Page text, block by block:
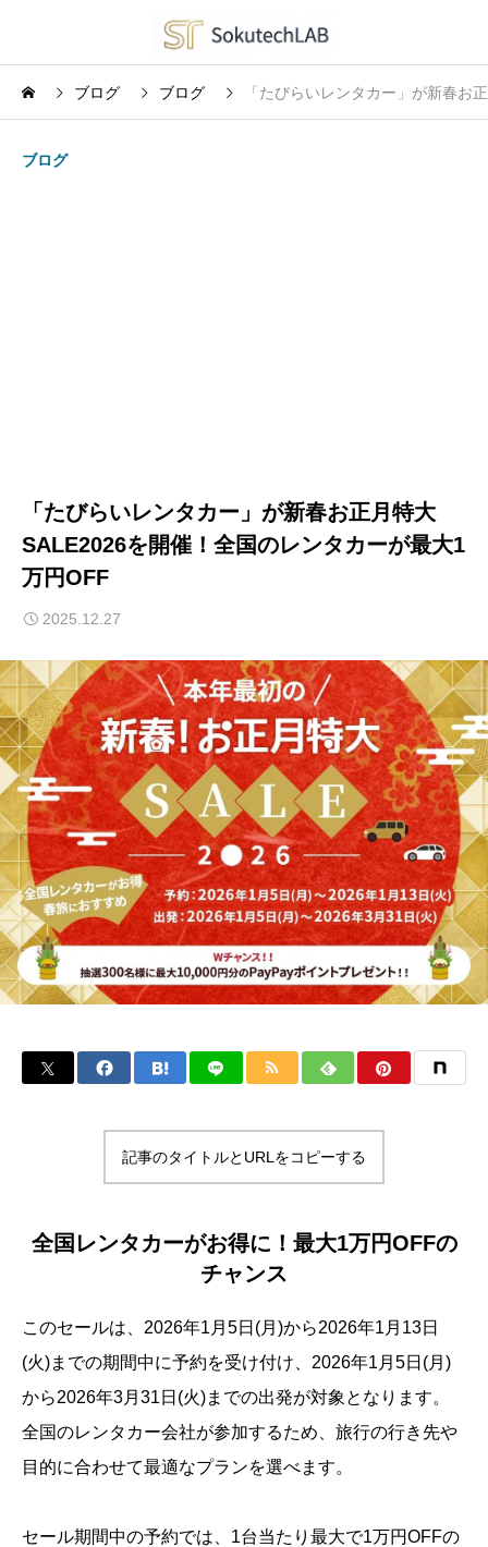
ブログ ブログ 「たびらいレンタカー」が新春お
ブログ
「たびらいレンタカー」が新春お正月特大
SALE2026を開催！全国のレンタカーが最大1
万円OFF
2025.12.27
記事のタイトルとURLをコピーする
全国レンタカーがお得に！最大1万円OFFの
チャンス
このセールは、2026年1月5日(月)から2026年1月13日
(火)までの期間中に予約を受け付け、2026年1月5日(月)
から2026年3月31日(火)までの出発が対象となります。
全国のレンタカー会社が参加するため、旅行の行き先や
目的に合わせて最適なプランを選べます。
セール期間中の予約では、1台当たり最大で1万円OFFの